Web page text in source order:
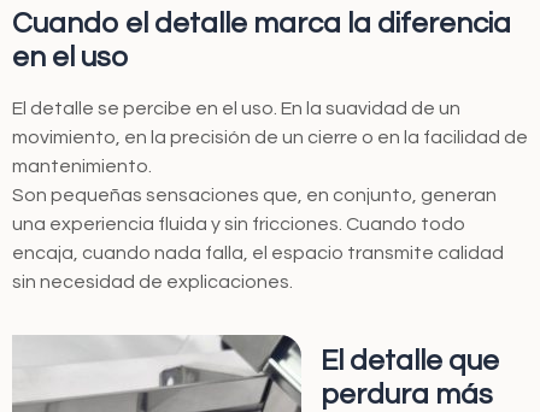
Cuando el detalle marca la diferencia
en el uso
El detalle se percibe en el uso. En la suavidad de un
movimiento, en la precisión de un cierre o en la facilidad de
mantenimiento.
Son pequeñas sensaciones que, en conjunto, generan
una experiencia fluida y sin fricciones. Cuando todo
encaja, cuando nada falla, el espacio transmite calidad
sin necesidad de explicaciones.
El detalle que
perdura más